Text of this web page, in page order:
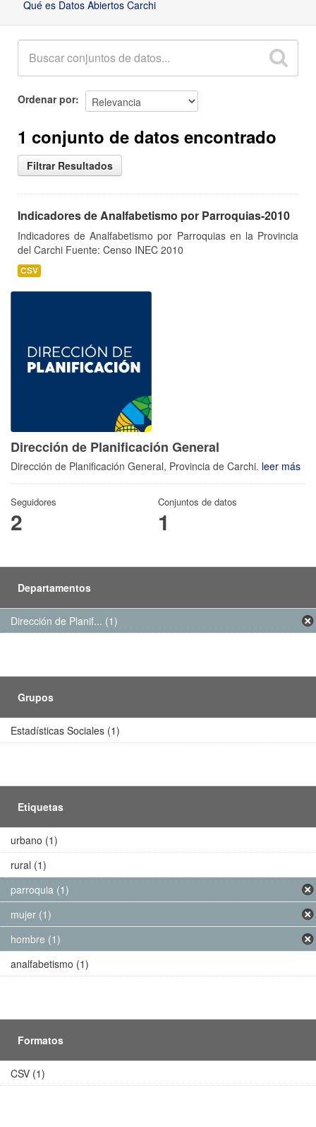
Qué es Datos Abiertos Carchi
Ordenar por
1 conjunto de datos encontrado
Filtrar Resultados
Indicadores de Analfabetismo por Parroquias-2010
Indicadores de Analfabetismo por Parroquias en la Provincia
del Carchi Fuente: Censo INEC 2010
CSV
Dirección de Planificación General
Dirección de Planificación General, Provincia de Carchi. leer más
Seguidores
2
Conjuntos de datos
1
Departamentos
Dirección de Planif... (1)
Grupos
Estadísticas Sociales (1)
Etiquetas
urbano (1)
rural (1)
parroquia (1)
mujer (1)
hombre (1)
analfabetismo (1)
Formatos
CSV (1)